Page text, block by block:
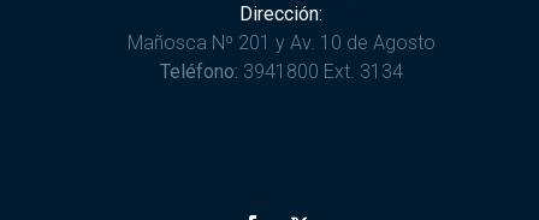
Dirección:
Mañosca Nº 201 y Av. 10 de Agosto
Teléfono: 3941800 Ext. 3134